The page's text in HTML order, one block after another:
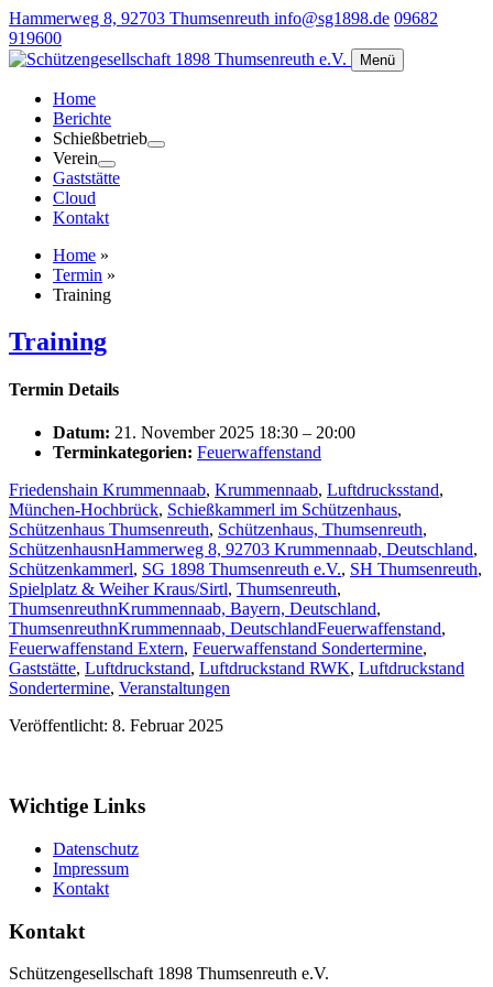
Hammerweg 8, 92703 Thumsenreuth info@sg1898.de 09682
919600
Menü
Home
Berichte
Schießbetrieb
Verein
Gaststätte
Cloud
Kontakt
Home »
Termin »
Training
Training
Termin Details
Datum: 21. November 2025 18:30 – 20:00
Terminkategorien: Feuerwaffenstand
Friedenshain Krummennaab, Krummennaab, Luftdrucksstand,
München-Hochbrück, Schießkammerl im Schützenhaus,
Schützenhaus Thumsenreuth, Schützenhaus, Thumsenreuth,
SchützenhausnHammerweg 8, 92703 Krummennaab, Deutschland,
Schützenkammerl, SG 1898 Thumsenreuth e.V., SH Thumsenreuth,
Spielplatz & Weiher Kraus/Sirtl, Thumsenreuth,
ThumsenreuthnKrummennaab, Bayern, Deutschland,
ThumsenreuthnKrummennaab, DeutschlandFeuerwaffenstand,
Feuerwaffenstand Extern, Feuerwaffenstand Sondertermine,
Gaststätte, Luftdruckstand, Luftdruckstand RWK, Luftdruckstand
Sondertermine, Veranstaltungen
Veröffentlicht: 8. Februar 2025
Wichtige Links
Datenschutz
Impressum
Kontakt
Kontakt
Schützengesellschaft 1898 Thumsenreuth e.V.